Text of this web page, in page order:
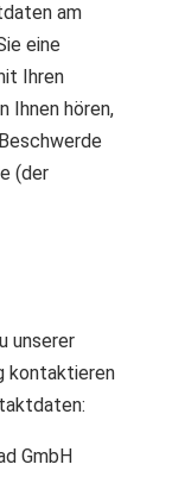
am
eine
Ihren
Ihnen hören,
(der
unserer
kontaktieren
GmbH